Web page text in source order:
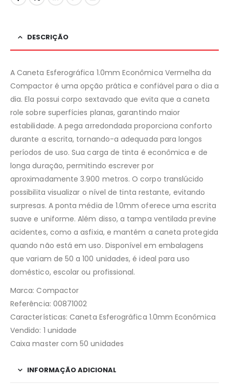
DESCRIÇÃO
A Caneta Esferográfica 1.0mm Econômica Vermelha da
Compactor é uma opção prática e confiável para o dia a
dia. Ela possui corpo sextavado que evita que a caneta
role sobre superfícies planas, garantindo maior
estabilidade. A pega arredondada proporciona conforto
durante a escrita, tornando-a adequada para longos
períodos de uso. Sua carga de tinta é econômica e de
longa duração, permitindo escrever por
aproximadamente 3.900 metros. O corpo translúcido
possibilita visualizar o nível de tinta restante, evitando
surpresas. A ponta média de 1.0mm oferece uma escrita
suave e uniforme. Além disso, a tampa ventilada previne
acidentes, como a asfixia, e mantém a caneta protegida
quando não está em uso. Disponível em embalagens
que variam de 50 a 100 unidades, é ideal para uso
doméstico, escolar ou profissional.
Marca: Compactor
Referência: 00871002
Características: Caneta Esferográfica 1.0mm Econômica
Vendido: 1 unidade
Caixa master com 50 unidades
INFORMAÇÃO ADICIONAL